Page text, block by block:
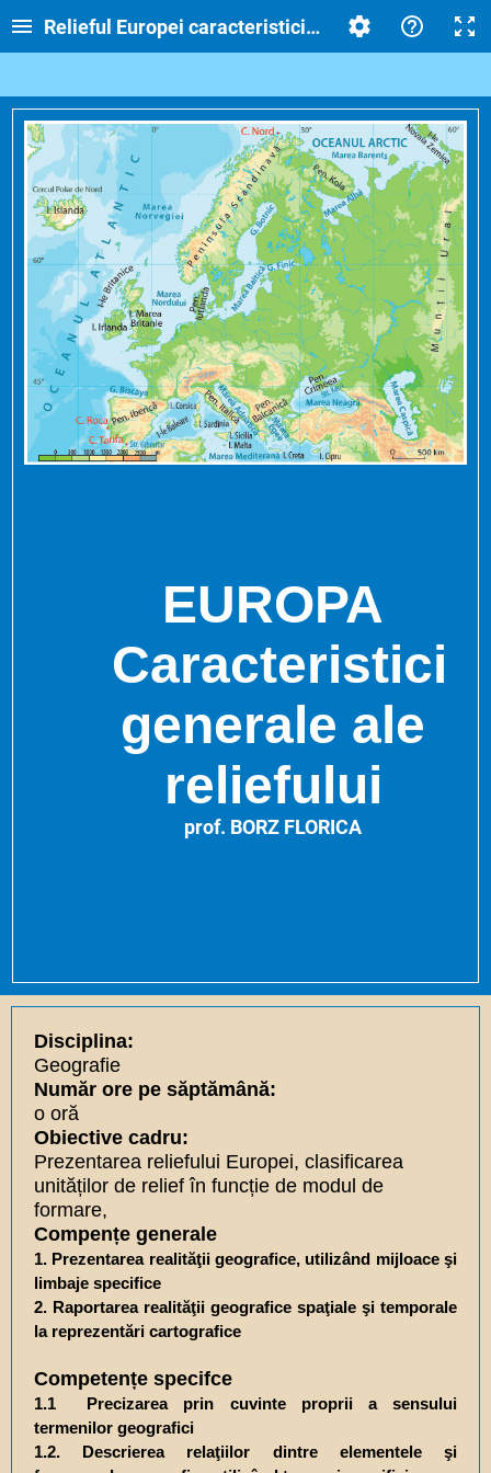
Relieful Europei caracteristici generale
EUROPA
Caracteristici
generale ale
reliefului
prof. BORZ FLORICA
Disciplina:
Geografie
Număr ore pe săptămână:
o oră
Obiective cadru:
Prezentarea reliefului Europei, clasificarea
unităților de relief în funcție de modul de
formare,
Compențe generale
1. Prezentarea realităţii geografice, utilizând mijloace şi
limbaje specifice
2. Raportarea realităţii geografice spaţiale şi temporale
la reprezentări cartografice
Competențe specifce
1.1 Precizarea prin cuvinte proprii a sensului
termenilor geografici
1.2. Descrierea relaţiilor dintre elementele şi